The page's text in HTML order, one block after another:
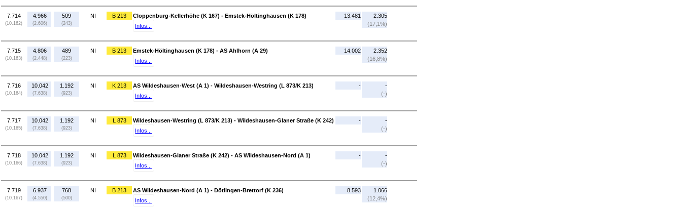
7.714
(10.162)
4.966
(2.606)
509
(243)
NI B 213
Cloppenburg-Kellerhöhe (K 167) - Emstek-Höltinghausen (K 178)
Infos...
13.481
2.305
(17,1%)
7.715
(10.163)
4.806
(2.448)
489
(223)
NI B 213
Emstek-Höltinghausen (K 178) - AS Ahlhorn (A 29)
Infos...
14.002
2.352
(16,8%)
7.716
(10.164)
10.042
(7.638)
1.192
(923)
NI K 213
AS Wildeshausen-West (A 1) - Wildeshausen-Westring (L 873/K 213)
Infos...
-
-
(-)
7.717
(10.165)
10.042
(7.638)
1.192
(923)
NI L 873
Wildeshausen-Westring (L 873/K 213) - Wildeshausen-Glaner Straße (K 242)
Infos...
-
-
(-)
7.718
(10.166)
10.042
(7.638)
1.192
(923)
NI L 873
Wildeshausen-Glaner Straße (K 242) - AS Wildeshausen-Nord (A 1)
Infos...
-
-
(-)
7.719
(10.167)
6.937
(4.550)
768
(500)
NI B 213
AS Wildeshausen-Nord (A 1) - Dötlingen-Brettorf (K 236)
Infos...
8.593
1.066
(12,4%)